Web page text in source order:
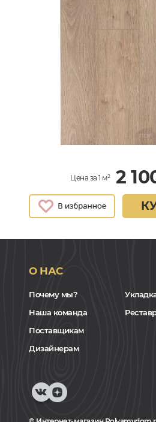
Цена за 1 м² 2
О НАС
Почему мы?
Наша команда
Поставщикам
Дизайнерам